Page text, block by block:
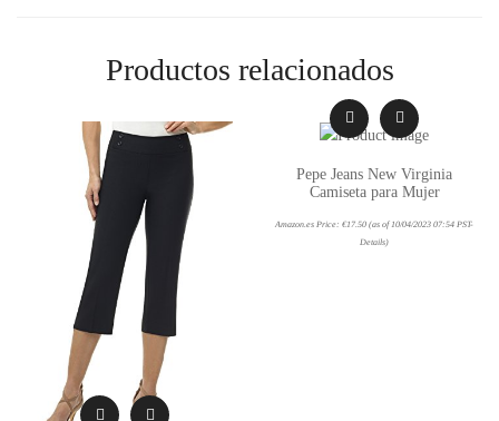
Productos relacionados
Pepe Jeans New Virginia
Camiseta para Mujer
Amazon.es Price: €17.50 (as of 10/04/2023 07:54 PST-
Details)